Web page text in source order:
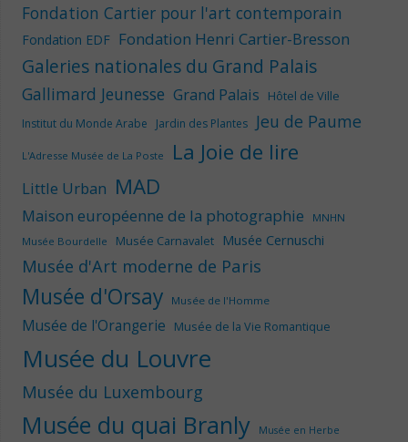
Fondation Cartier pour l'art contemporain
Fondation EDF Fondation Henri Cartier-Bresson
Galeries nationales du Grand Palais
Gallimard Jeunesse Grand Palais Hôtel de Ville
Institut du Monde Arabe Jardin des Plantes Jeu de Paume
L'Adresse Musée de La Poste La Joie de lire
Little Urban MAD
Maison européenne de la photographie
MNHN
Musée Bourdelle
Musée Carnavalet Musée Cernuschi
Musée d'Art moderne de Paris
Musée d'Orsay Musée de l'Homme
Musée de l'Orangerie Musée de la Vie Romantique
Musée du Louvre
Musée du Luxembourg
Musée du quai Branly Musée en Herbe